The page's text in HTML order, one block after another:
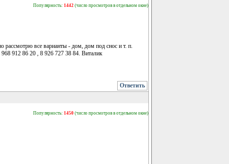
Популярность: 1442 (число просмотров в отдельном окне)
все варианты - дом, дом под снос и т. п.
912 86 20 , 8 926 727 38 84. Виталик
Ответить
Популярность: 1450 (число просмотров в отдельном окне)